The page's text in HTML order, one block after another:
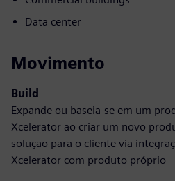
Data center
Movimento
Build
Expande ou baseia-se em um
Xcelerator ao criar um novo
solução para o cliente via
Xcelerator com produto próprio